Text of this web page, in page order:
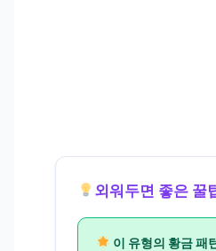
외워두면 좋은 꿀
이 유형의 황금 패